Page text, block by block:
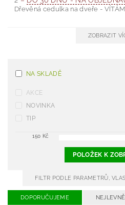
Dřevěná cedulka na dveře -
ZOBRAZIT
NA SKLADĚ
AKCE
NOVINKA
TIP
150 Kč
POLOŽEK K
FILTR PODLE PARAMETRŮ,
DOPORUČUJEME